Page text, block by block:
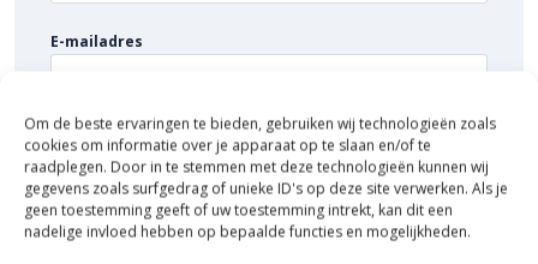
Om de beste ervaringen te bieden, gebruiken wij technologieën zoals
cookies om informatie over je apparaat op te slaan en/of te
raadplegen. Door in te stemmen met deze technologieën kunnen wij
gegevens zoals surfgedrag of unieke ID's op deze site verwerken. Als je
geen toestemming geeft of uw toestemming intrekt, kan dit een
nadelige invloed hebben op bepaalde functies en mogelijkheden.
E-mailadres